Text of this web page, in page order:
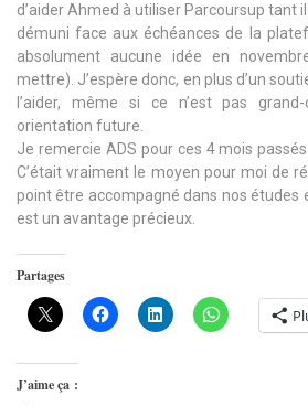
d’aider Ahmed à utiliser Parcoursup tant
démuni face aux échéances de la
absolument aucune idée en
mettre). J’espère donc, en plus d’un
l’aider, même si ce n’est pas
orientation future.
Je remercie ADS pour ces 4 mois passés
C’était vraiment le moyen pour moi de
point être accompagné dans nos études
est un avantage précieux.
Partages
J’aime ça :